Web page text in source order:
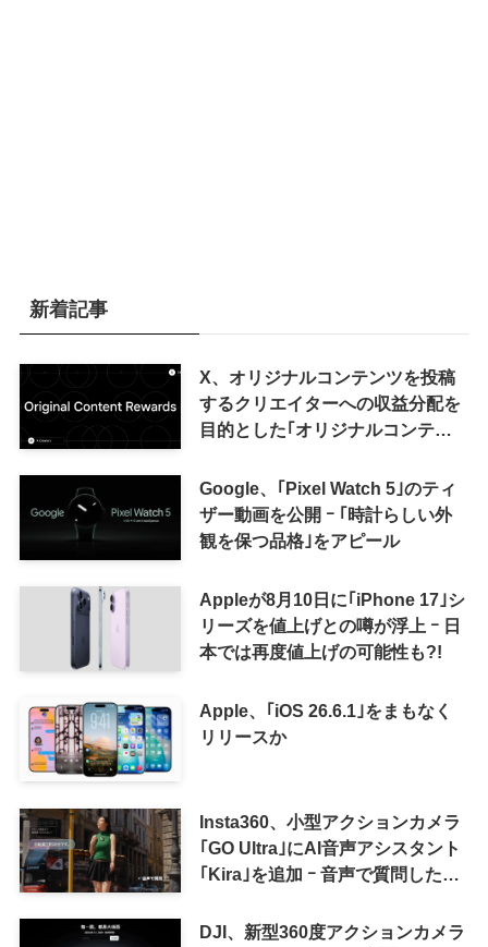
新着記事
X、オリジナルコンテンツを投稿
するクリエイターへの収益分配を
目的とした｢オリジナルコンテン
来の｢収益分配｣は廃止
Google、｢Pixel Watch 5｣のティ
ザー動画を公開 ｰ ｢時計らしい外
観を保つ品格｣をアピール
Appleが8月10日に｢iPhone 17｣シ
リーズを値上げとの噂が浮上 ｰ 日
本では再度値上げの可能性も?!
Apple、｢iOS 26.6.1｣をまもなく
リリースか
Insta360、小型アクションカメラ
｢GO Ultra｣にAI音声アシスタント
｢Kira｣を追加 ｰ 音声で質問した
可能に
DJI、新型360度アクションカメラ